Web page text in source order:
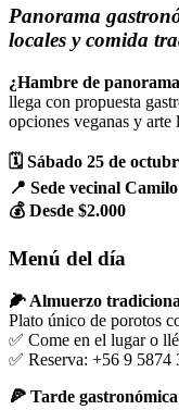
Panorama
locales y comida
¿Hambre de
llega con propuesta
opciones veganas y
🗓️ Sábado 25 de
📍 Sede vecinal
💰 Desde $2.000
Menú del día
🌽 Almuerzo
Plato único de porotos
✅ Come en el lugar o
✅ Reserva: +56 9 5874
🍕 Tarde gastronómica